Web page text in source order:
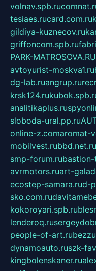
volnav.spb.ru
tesiaes.rucard.com.ru
gildiya-kuznecov.ru
griffoncom.spb.ru
PARK-MATROSOVA.RU
avtoyurist-moskva1.ru
dg-lab.ruangrup.ru
krsk124.ru
analitikaplus.ru
sloboda-ural.pp.ru
online-z.comaromat-
mobilvest.rubbd.net.ru
smp-forum.ru
avrmotors.ruart-
ecostep-samara.rud-
sko.com.ru
kokoroyari.spb.ru
lenderoq.ru
people-of-art.ru
dynamoauto.ruszk-
kingbolenskaner.ru